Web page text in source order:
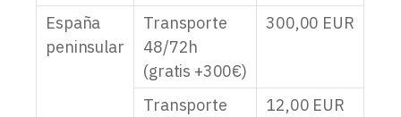
España
peninsular
Transporte
48/72h
(gratis +300€)
300,00 EUR
Transporte
12,00 EUR